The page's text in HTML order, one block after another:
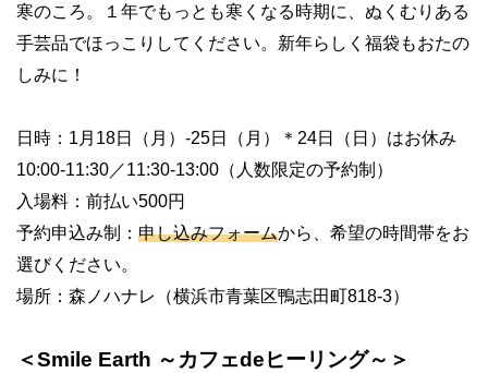
寒のころ。１年でもっとも寒くなる時期に、ぬくむりある
手芸品でほっこりしてください。新年らしく福袋もおたの
しみに！
日時： 1月 18日（月） -25日（月）＊ 24日（日）はお休み
10:00-11:30／11:30-13:00 （人数限定の予約制）
入場料：前払い500円
予約申込み制： 申し込みフォームから、希望の時間帯をお
選びください。
場所：森ノハナレ（横浜市青葉区鴨志田町 818-3）
＜Smile Earth ～カフェdeヒーリング～＞